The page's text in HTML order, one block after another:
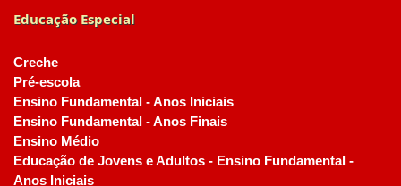
Educação Especial
Creche
Pré-escola
Ensino Fundamental - Anos Iniciais
Ensino Fundamental - Anos Finais
Ensino Médio
Educação de Jovens e Adultos - Ensino Fundamental -
Anos Iniciais